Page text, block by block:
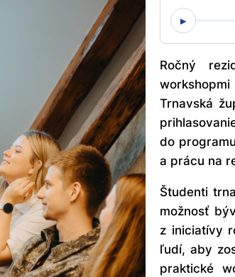
▸
Ročný
Trnavská
do
a prácu na
Študenti
možnosť
z iniciatívy
ľudí, aby
praktické